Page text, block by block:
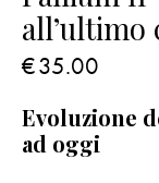
€35.00
Evoluzione
ad oggi